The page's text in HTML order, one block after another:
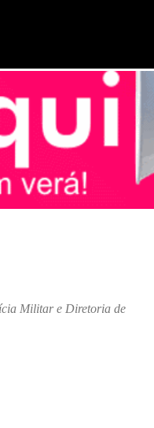
Militar e Diretoria de